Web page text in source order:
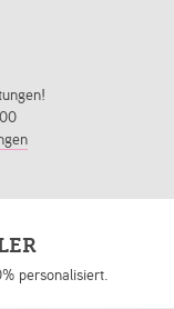
personalisiert.